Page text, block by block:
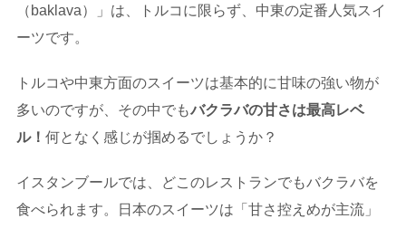
（baklava）」は、トルコに限らず、中東の定番人気スイ
ーツです。
トルコや中東方面のスイーツは基本的に甘味の強い物が
多いのですが、その中でもバクラバの甘さは最高レベ
ル！ 何となく感じが掴めるでしょうか？
イスタンブールでは、どこのレストランでもバクラバを
食べられます。日本のスイーツは「甘さ控えめが主流」